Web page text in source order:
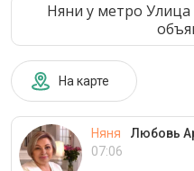
Няни у метро Улица
На карте
Няня Любовь
07:06